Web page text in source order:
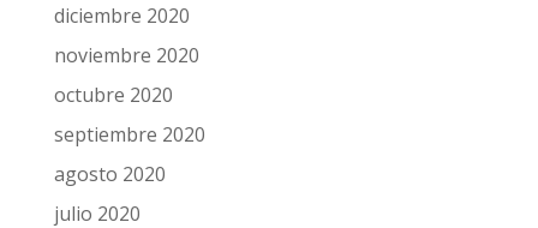
diciembre 2020
noviembre 2020
octubre 2020
septiembre 2020
agosto 2020
julio 2020